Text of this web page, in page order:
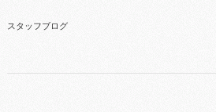
スタッフブログ